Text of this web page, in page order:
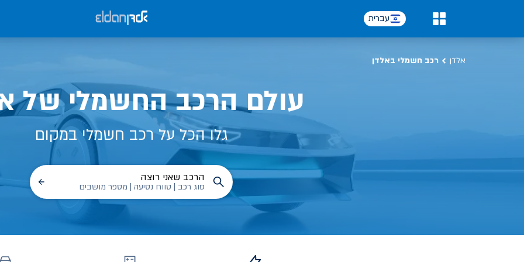
עברית
אלדן רכב חשמלי באלדן
עולם הרכב החשמלי של
גלו הכל על רכב חשמלי במקום
הרכב שאני רוצה
סוג רכב | טווח נסיעה | מספר מושבים